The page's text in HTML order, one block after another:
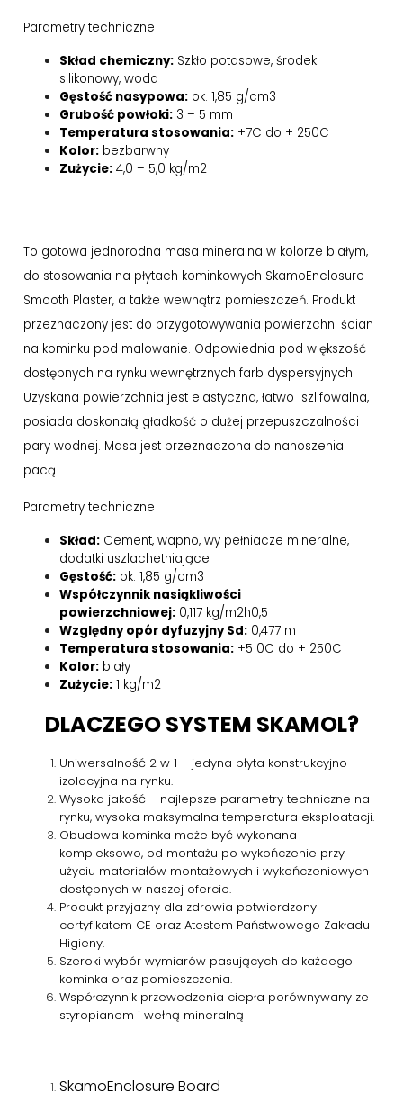
Parametry techniczne
Skład chemiczny: Szkło potasowe, środek
silikonowy, woda
Gęstość nasypowa: ok. 1,85 g/cm3
Grubość powłoki: 3 – 5 mm
Temperatura stosowania: +7C do + 250C
Kolor: bezbarwny
Zużycie: 4,0 – 5,0 kg/m2
To gotowa jednorodna masa mineralna w kolorze białym,
do stosowania na płytach kominkowych SkamoEnclosure
Smooth Plaster, a także wewnątrz pomieszczeń. Produkt
przeznaczony jest do przygotowywania powierzchni ścian
na kominku pod malowanie. Odpowiednia pod większość
dostępnych na rynku wewnętrznych farb dyspersyjnych.
Uzyskana powierzchnia jest elastyczna, łatwo szlifowalna,
posiada doskonałą gładkość o dużej przepuszczalności
pary wodnej. Masa jest przeznaczona do nanoszenia
pacą.
Parametry techniczne
Skład: Cement, wapno, wy pełniacze mineralne,
dodatki uszlachetniające
Gęstość: ok. 1,85 g/cm3
Współczynnik nasiąkliwości
powierzchniowej: 0,117 kg/m2h0,5
Względny opór dyfuzyjny Sd: 0,477 m
Temperatura stosowania: +5 0C do + 250C
Kolor: biały
Zużycie: 1 kg/m2
DLACZEGO SYSTEM SKAMOL?
Uniwersalność 2 w 1 – jedyna płyta konstrukcyjno –
izolacyjna na rynku.
Wysoka jakość – najlepsze parametry techniczne na
rynku, wysoka maksymalna temperatura eksploatacji.
Obudowa kominka może być wykonana
kompleksowo, od montażu po wykończenie przy
użyciu materiałów montażowych i wykończeniowych
dostępnych w naszej ofercie.
Produkt przyjazny dla zdrowia potwierdzony
certyfikatem CE oraz Atestem Państwowego Zakładu
Higieny.
Szeroki wybór wymiarów pasujących do każdego
kominka oraz pomieszczenia.
Współczynnik przewodzenia ciepła porównywany ze
styropianem i wełną mineralną
SkamoEnclosure Board